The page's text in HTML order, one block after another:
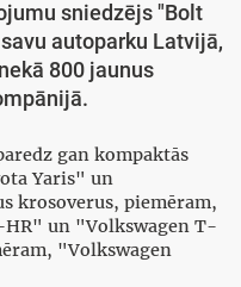
sniedzējs "Bolt
autoparku Latvijā,
800 jaunus
gan kompaktās
Yaris" un
krosoverus, piemēram,
HR" un "Volkswagen T-
"Volkswagen